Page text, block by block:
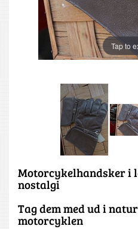
Tap to
Motorcykelhandsker i
nostalgi
Tag dem med ud i
motorcyklen